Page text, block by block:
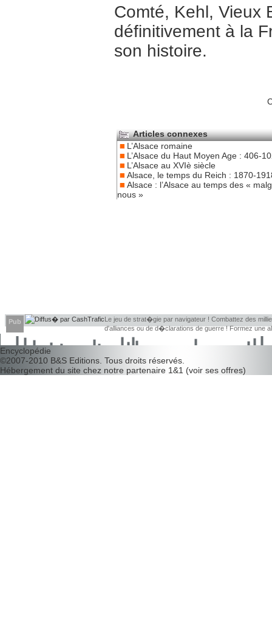
Comté, Kehl, Vieux
définitivement à la
son histoire.
Articles connexes
L’Alsace romaine
L’Alsace du Haut Moyen Age : 406-
L’Alsace au XVIè siècle
Alsace, le temps du Reich : 1870-
Alsace : l’Alsace au temps des «
nous »
Pub
Le jeu de strat�gie par navigateur ! Combattez des
d'alliances ou de d�clarations de guerre ! Formez une
d�couvrir leurs faiblesses !
Encyclopédie
©2007-2010 B&S Editions . Tous droits réservés.
Hébergement du site chez notre partenaire 1&1 (voir ses offres)